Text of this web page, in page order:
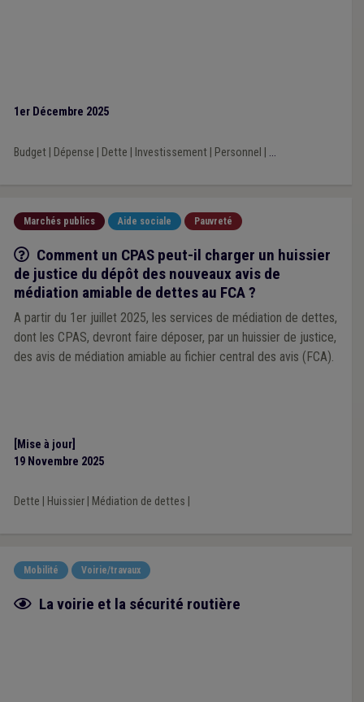
1er Décembre 2025
Budget| Dépense Dette Investissement| Personnel ...
Marchés publics Aide sociale Pauvreté
Q/R
Comment un CPAS peut-il charger un huissier
de justice du dépôt des nouveaux avis de
médiation amiable de dettes au FCA ?
A partir du 1er juillet 2025, les services de médiation de dettes,
dont les CPAS, devront faire déposer, par un huissier de justice,
des avis de médiation amiable au fichier central des avis (FCA).
[Mise à jour]
19 Novembre 2025
Dette Huissier| Médiation de dettes
Mobilité Voirie/travaux
Fiche focus
La voirie et la sécurité routière